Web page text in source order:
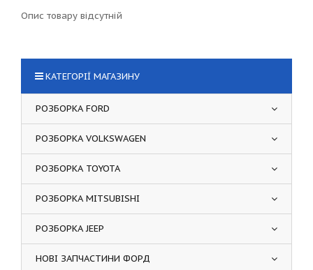
Опис товару відсутній
КАТЕГОРІЇ МАГАЗИНУ
РОЗБОРКА FORD
РОЗБОРКА VOLKSWAGEN
РОЗБОРКА TOYOTA
РОЗБОРКА MITSUBISHI
РОЗБОРКА JEEP
НОВІ ЗАПЧАСТИНИ ФОРД